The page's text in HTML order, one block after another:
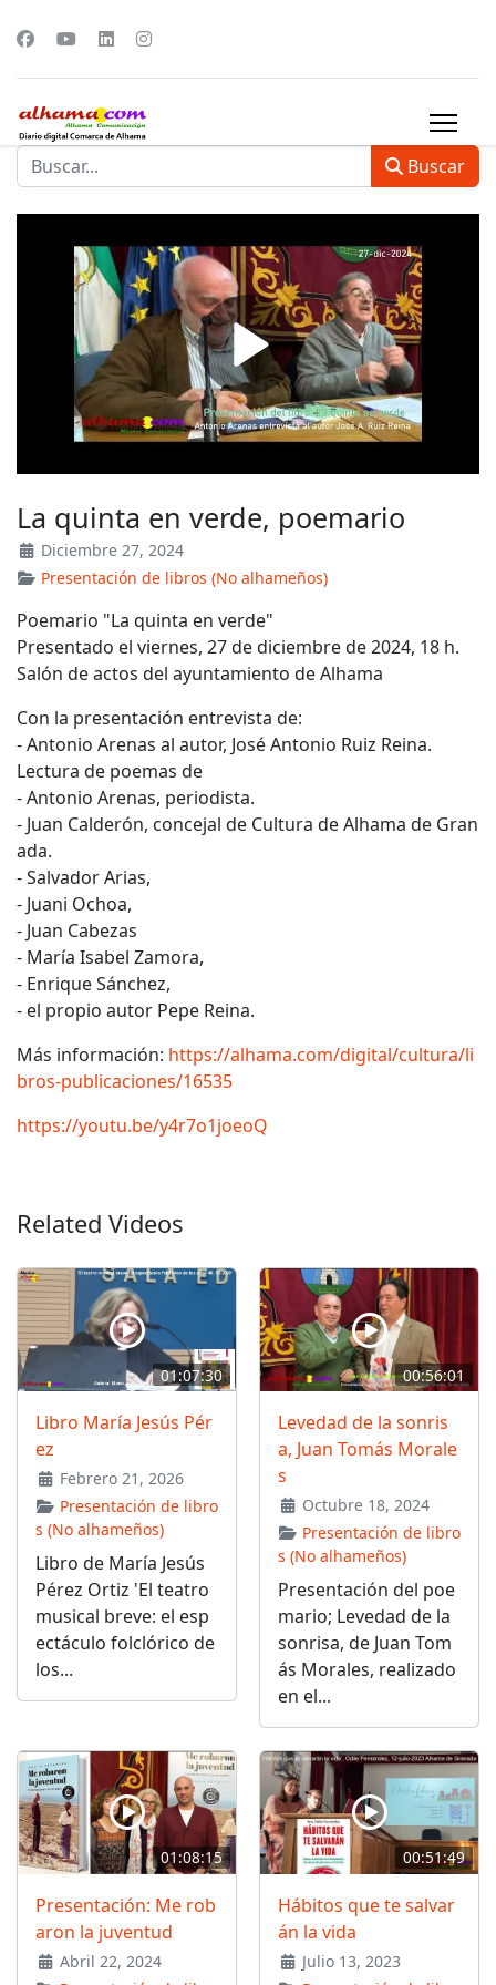
Buscar
La quinta en verde, poemario
Diciembre 27, 2024
Presentación de libros (No alhameños)
Poemario "La quinta en verde"
Presentado el viernes, 27 de diciembre de 2024, 18 h.
Salón de actos del ayuntamiento de Alhama
Con la presentación entrevista de:
- Antonio Arenas al autor, José Antonio Ruiz Reina.
Lectura de poemas de
- Antonio Arenas, periodista.
- Juan Calderón, concejal de Cultura de Alhama de Gran
ada.
- Salvador Arias,
- Juani Ochoa,
- Juan Cabezas
- María Isabel Zamora,
- Enrique Sánchez,
- el propio autor Pepe Reina.
Más información: https://alhama.com/digital/cultura/li
bros-publicaciones/16535
https://youtu.be/y4r7o1joeoQ
Related Videos
01:07:30
Libro María Jesús Pér
ez
Febrero 21, 2026
Presentación de libro
s (No alhameños)
Libro de María Jesús
Pérez Ortiz 'El teatro
musical breve: el esp
ectáculo folclórico de
los...
00:56:01
Levedad de la sonris
a, Juan Tomás Morale
s
Octubre 18, 2024
Presentación de libro
s (No alhameños)
Presentación del poe
mario; Levedad de la
sonrisa, de Juan Tom
ás Morales, realizado
en el...
01:08:15
Presentación: Me rob
aron la juventud
Abril 22, 2024
00:51:49
Hábitos que te salvar
án la vida
Julio 13, 2023